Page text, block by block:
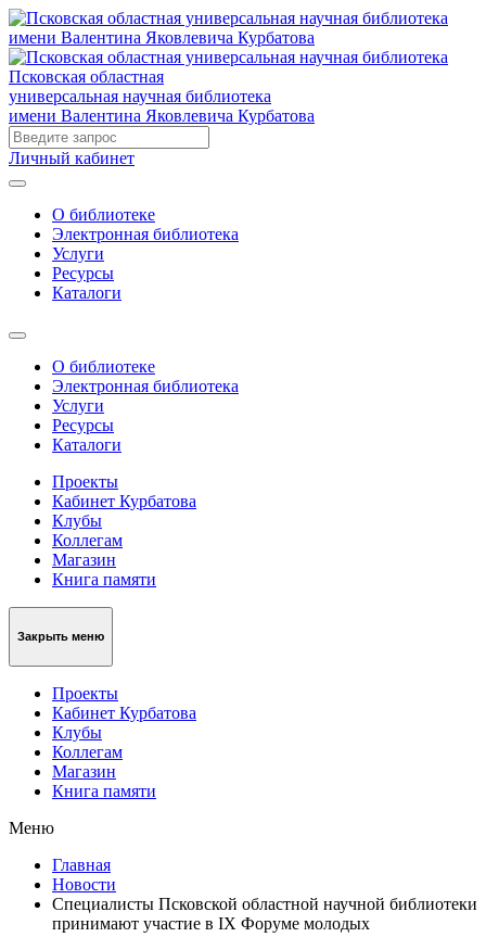
Псковская областная
универсальная научная библиотека
имени Валентина Яковлевича Курбатова
Личный кабинет
О библиотеке
Электронная библиотека
Услуги
Ресурсы
Каталоги
О библиотеке
Электронная библиотека
Услуги
Ресурсы
Каталоги
Проекты
Кабинет Курбатова
Клубы
Коллегам
Магазин
Книга памяти
Закрыть меню
Проекты
Кабинет Курбатова
Клубы
Коллегам
Магазин
Книга памяти
Меню
Главная
Новости
Специалисты Псковской областной научной библиотеки
принимают участие в IX Форуме молодых